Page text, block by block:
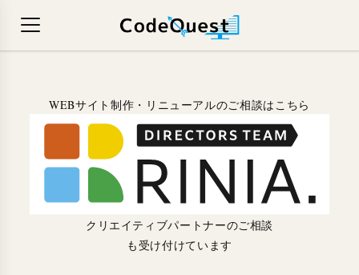
WEBサイト制作・リニューアルのご相談はこちら
クリエイティブパートナーのご相談
も受け付けています